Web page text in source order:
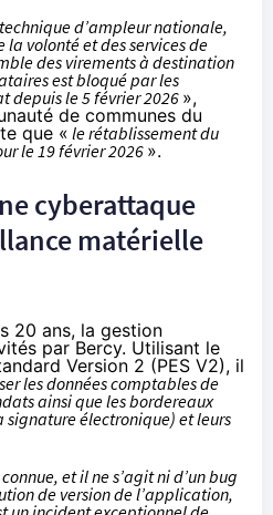
d’ampleur nationale,
volonté et des services de
des virements à destination
est bloqué par les
depuis le 5 février 2026 »,
de communes du
que «le rétablissement du
le 19 février 2026 ».
cyberattaque
matérielle
20 ans, la gestion
par Bercy. Utilisant le
Version 2 (PES V2), il
les données comptables de
ainsi que les bordereaux
électronique) et leurs
et il ne s’agit ni d’un bug
de version de l’application,